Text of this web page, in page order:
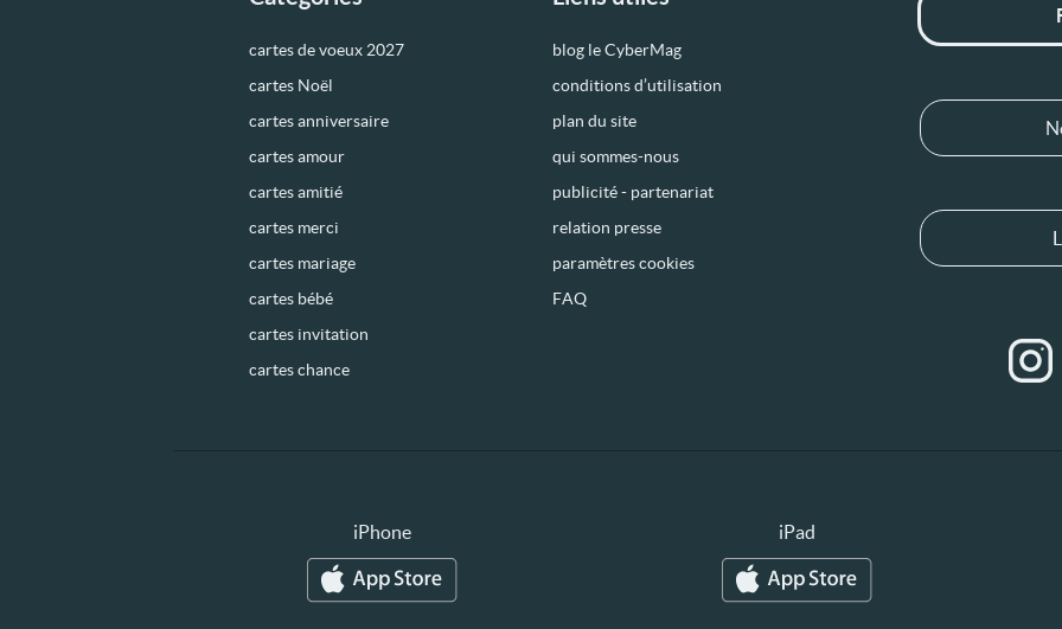
cartes de voeux 2027
cartes Noël
cartes anniversaire
cartes amour
cartes amitié
cartes merci
cartes mariage
cartes bébé
cartes invitation
cartes chance
blog le CyberMag
conditions d’utilisation
plan du site
qui sommes-nous
publicité - partenariat
relation presse
paramètres cookies
FAQ
iPhone iPad